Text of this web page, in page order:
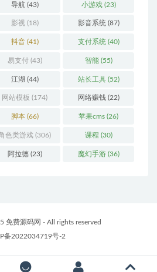
导航(43) 小游戏(23)
影视(18) 影音系统 (87)
抖音(41) 支付系统 (40)
易支付(43) 智能(55)
江湖 (44) 站长工具(52)
网站模板 (174) 网络赚钱(22)
脚本(66) 苹果cms (26)
色类游戏 (306) 课程 (30)
阿拉德(23) 魔幻手游(36)
免费源码网 - All rights reserved
备2022034719号-2